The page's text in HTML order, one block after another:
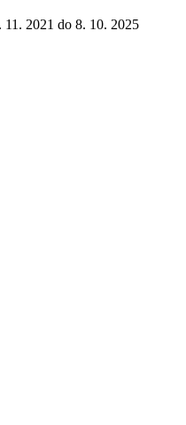
11. 2021 do 8. 10. 2025